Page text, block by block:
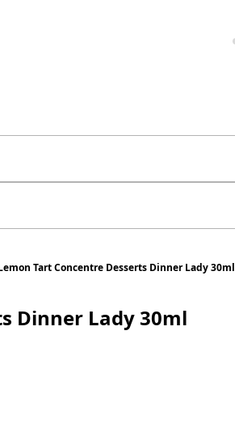
Tart Concentre Desserts Dinner Lady 30ml
Dinner Lady 30ml